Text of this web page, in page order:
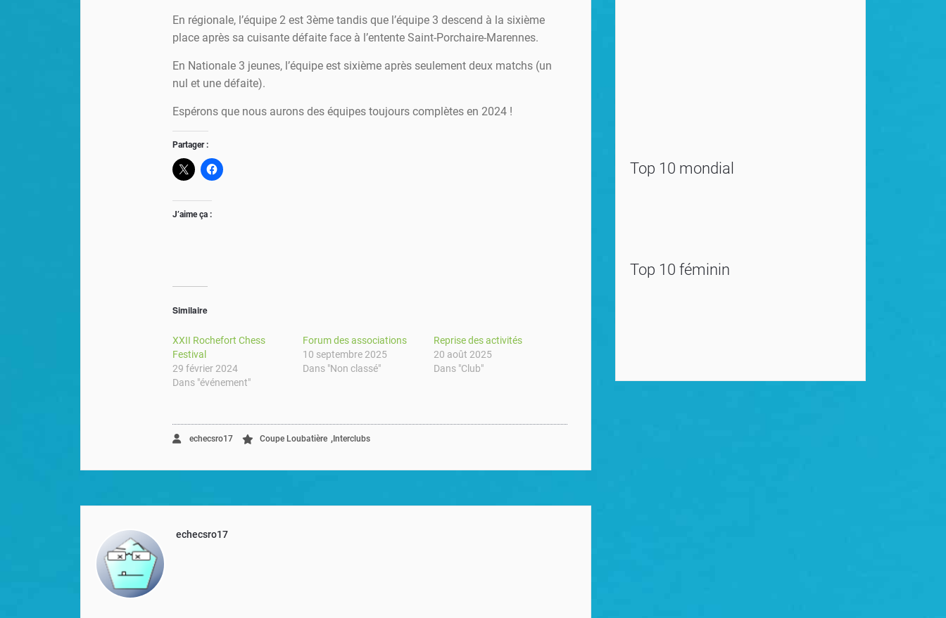
En régionale, l’équipe 2 est 3ème tandis que l’équipe 3 descend à la sixième
place après sa cuisante défaite face à l’entente Saint-Porchaire-Marennes.
En Nationale 3 jeunes, l’équipe est sixième après seulement deux matchs (un
nul et une défaite).
Espérons que nous aurons des équipes toujours complètes en 2024 !
Partager :
J’aime ça :
Similaire
XXII Rochefort Chess
Festival
29 février 2024
Dans "événement"
Forum des associations
10 septembre 2025
Dans "Non classé"
Reprise des activités
20 août 2025
Dans "Club"
echecsro17 Coupe Loubatière , Interclubs
echecsro17
Top 10 mondial
Top 10 féminin